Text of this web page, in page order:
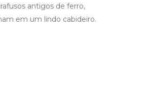
antigos de ferro,
em um lindo cabideiro.